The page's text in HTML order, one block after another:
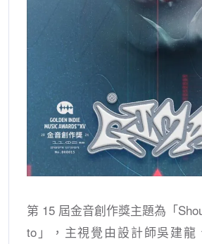
第 15 屆金音創作獎主題為「
to」，主視覺由設計師吳建龍